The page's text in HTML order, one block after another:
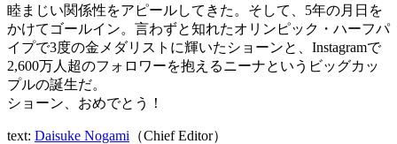
睦まじい関係性をアピールしてきた。そして、5年の月日を
かけてゴールイン。言わずと知れたオリンピック・ハーフパ
イプで3度の金メダリストに輝いたショーンと、Instagramで
2,600万人超のフォロワーを抱えるニーナというビッグカッ
プルの誕生だ。
ショーン、おめでとう！
text: Daisuke Nogami （Chief Editor）